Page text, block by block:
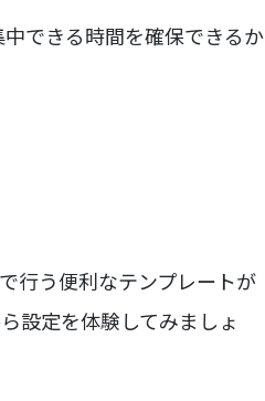
できる時間を確保できるか
行う便利なテンプレートが
設定を体験してみましょ